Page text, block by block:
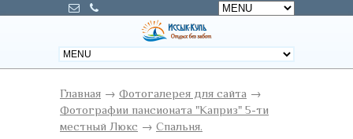
Главная → Фотогалерея для сайта →
Фотографии пансионата "Каприз" 5-ти
местный Люкс → Спальня.